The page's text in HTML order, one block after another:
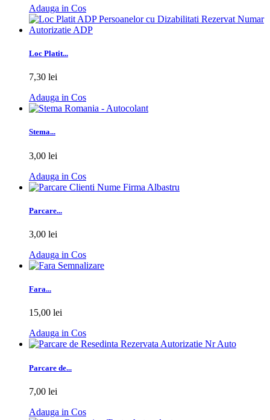
Adauga in Cos
Loc Platit...
7,30 lei
Adauga in Cos
Stema...
3,00 lei
Adauga in Cos
Parcare...
3,00 lei
Adauga in Cos
Fara...
15,00 lei
Adauga in Cos
Parcare de...
7,00 lei
Adauga in Cos